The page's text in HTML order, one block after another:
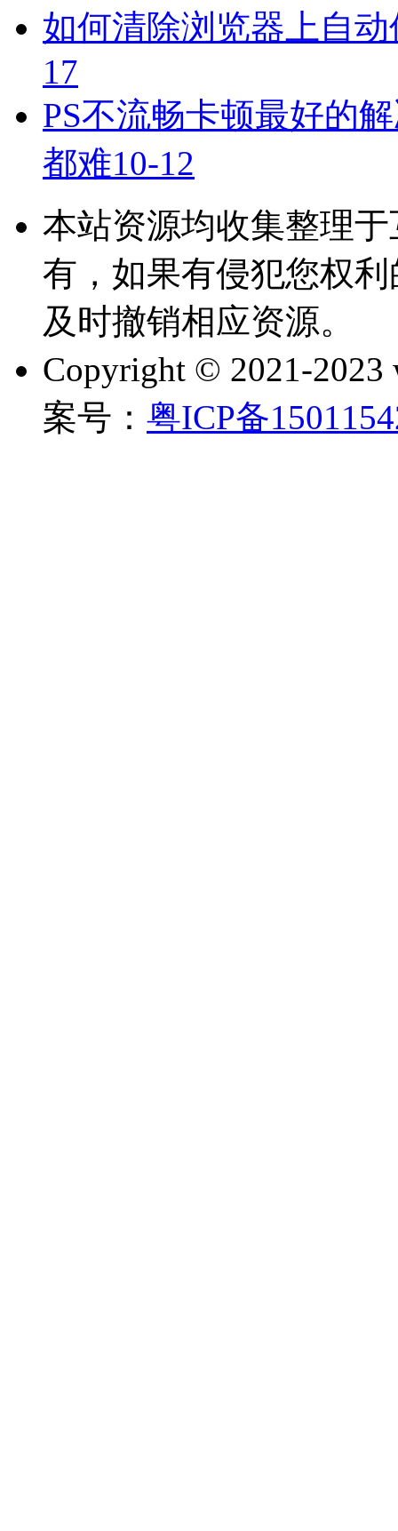
如何清除浏览器上自
17
PS不流畅卡顿最好的
都难10-12
本站资源均收集整理
有，如果有侵犯您权
及时撤销相应资源。
Copyright © 2021-2023
案号： 粤ICP备